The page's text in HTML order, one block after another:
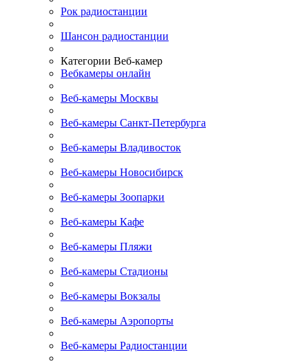
Рок радиостанции
Шансон радиостанции
Категории Веб-камер
Вебкамеры онлайн
Веб-камеры Москвы
Веб-камеры Санкт-Петербурга
Веб-камеры Владивосток
Веб-камеры Новосибирск
Веб-камеры Зоопарки
Веб-камеры Кафе
Веб-камеры Пляжи
Веб-камеры Стадионы
Веб-камеры Вокзалы
Веб-камеры Аэропорты
Веб-камеры Радиостанции